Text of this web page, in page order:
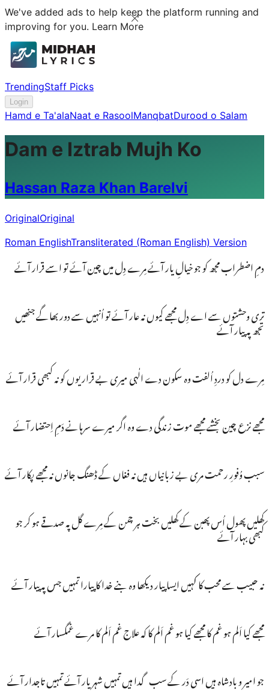
We've added ads to help keep the platform running and
improving for you. Learn More
TrendingStaff Picks
Login
Hamd e Ta'alaNaat e RasoolManqbatDurood o Salam
Dam e Iztrab Mujh Ko
Hassan Raza Khan Barelvi
OriginalOriginal
Roman EnglishTransliterated (Roman English) Version
دمِ اضطراب مجھ کو جو خیالِ یار آئے مِرے دِل میں چین آئے تو اسے قرار آئے
تری وحشتوں سے اے دِل مجھے کیوں نہ عار آئے تو اُنہیں سے دور بھاگے جنھیں
تجھ پہ پیار آئے
مِرے دل کو دردِ اُلفت وہ سکون دے الٰہی میری بے قراریوں کو نہ کبھی قرار آئے
مجھے نزع چین بخشے مجھے موت زندگی دے وہ اگر میرے سرہانے دَمِ اِحتضار آئے
سبب وُفورِ رحمت مری بے زبانیاں ہیں نہ فغاں کے ڈھنگ جانوں نہ مجھے پکار آئے
کھلیں پھول اُس پھبن کے کھلیں بخت ہر چمن کے مِرے گل پہ صدقے ہو کر جو
کبھی بہار آئے
نہ حبیب سے محب کا کہیں ایسا پیار دیکھا وہ بنے خدا کا پیارا تمہیں جس پہ پیار آئے
مجھے کیا اَلم ہو غم کا مجھے کیا ہو غم اَلم کا کہ علاج غم اَلم کا مرے غمگسار آئے
جو امیر و بادشاہ ہیں اسی دَر کے سب گدا ہیں تمہیں شہریار آئے تمہیں تاجدار آئے